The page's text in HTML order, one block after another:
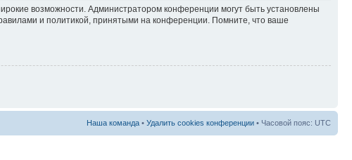
возможности. Администратором конференции могут быть установлены
и политикой, принятыми на конференции. Помните, что ваше
Наша команда • Удалить cookies конференции • Часовой пояс: UTC